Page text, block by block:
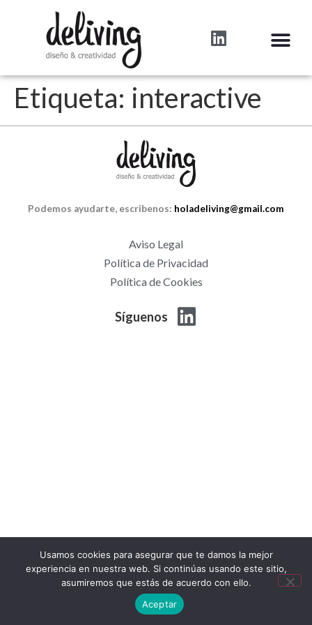
Etiqueta: interactive
Podemos ayudarte, escribenos: holadeliving@gmail.com
Aviso Legal
Política de Privacidad
Política de Cookies
Síguenos
Usamos cookies para asegurar que te damos la mejor
experiencia en nuestra web. Si continúas usando este sitio,
asumiremos que estás de acuerdo con ello.
Aceptar